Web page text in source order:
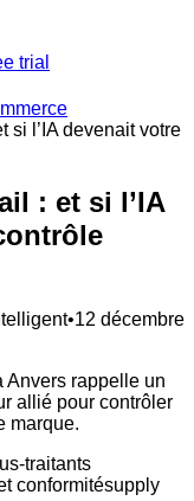
trial
si l’IA devenait votre
: et si l’IA
•12 décembre
Anvers rappelle un
allié pour contrôler
marque.
traitants
conformitésupply